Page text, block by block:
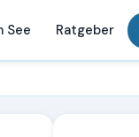
See Ratgeber